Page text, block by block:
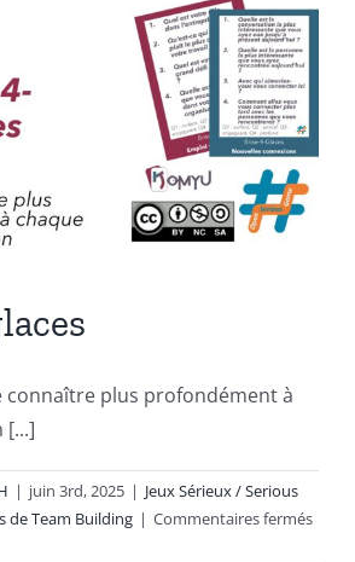
connaître plus profondément à
[...]
| juin 3rd, 2025 | Jeux Sérieux / Serious
de Team Building | Commentaires ferméssur